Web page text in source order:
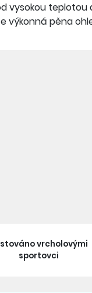
vysokou
výkonná pěna
vrcholovými
sportovci